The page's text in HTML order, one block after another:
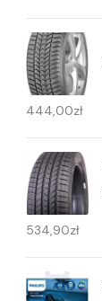
444,00zł
534,90zł